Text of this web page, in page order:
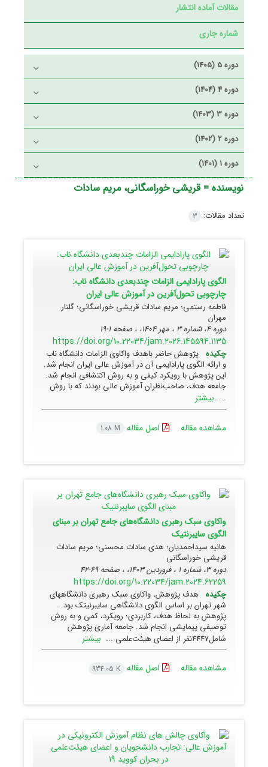
مقالات آماده انتشار
شماره جاری
دوره 5 (1405)
دوره 4 (1404)
دوره 3 (1403)
دوره 2 (1402)
دوره 1 (1401)
نویسنده = قریشی خوراسگانی، مریم سادات
تعداد مقالات: 3
الگوی پارادایمی الزامات چندبعدی دانشگاه ناب:
چارچوبی تحول‌آفرین در آموزش عالی ایران
فاطمه رستمی؛ مریم سادات قریشی خوراسگانی؛ گلنار
مهران
دوره 4، شماره 3 ، مهر 1404، ، صفحه
1-19
https://doi.org/10.22034/jam.2026.145594.1135
چکیده پژوهش حاضر باهدف واکاوی الزامات دانشگاه ناب
و ارائه الگوی پارادایمی آن در آموزش عالی ایران انجام شد.
این پژوهش با رویکرد کیفی و به روش اکتشافی انجام شد.
جامعه هدف، صاحب‌نظران آموزش عالی بودند که با روش
... بیشتر
مشاهده مقاله اصل مقاله 1.08 M
واکاوی سبک رهبری دانشگاه‌های جامع تهران بر مبنای
الگوی سایبرنتیک
هانیه سیداحمدیان؛ هدی سادات محسنی؛ مریم سادات
قریشی خوراسگانی
دوره 3، شماره 1 ، فروردین 1403، ، صفحه
69-42
https://doi.org/10.22034/jam.2024.62259
چکیده
هدف پژوهش، واکاوی سبک رهبری دانشگاههای
شهر تهران بر اساس الگوی دانشگاهی سایبرنیتک بود.
پژوهش به لحاظ هدف، کاربردی؛ رویکرد، کمی و به روش
توصیفی پیمایشی انجام شد. جامعه آماری پژوهش
شامل4447نفر از اعضای هیئت‌علمی ...
بیشتر
مشاهده مقاله اصل مقاله 934.05 K